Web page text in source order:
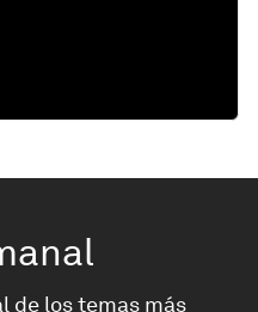
de los temas más